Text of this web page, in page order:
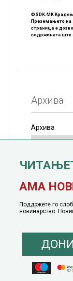
©SDK.MK
Преземањето на
страница е
содржината што
Архива
Архива
јануари, 1991
© 2016 - 2026 Сакам
Понуда за
Политика на инклузија
АМА
Поддржете го
новинарство.